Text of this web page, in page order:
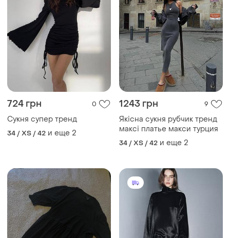
724 грн 0
Сукня супер тренд
34 / XS / 42 и еще 2
1243 грн 9
Якісна сукня рубчик тренд
максі платье макси турция
34 / XS / 42 и еще 2